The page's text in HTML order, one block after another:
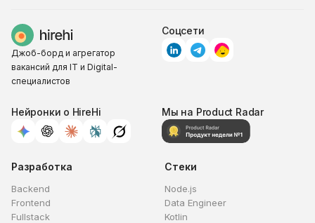
Джоб-борд и агрегатор
вакансий для IT и Digital-
специалистов
Соцсети
Нейронки о HireHi Мы на Product Radar
Разработка
Backend
Frontend
Fullstack
Стеки
Node.js
Data Engineer
Kotlin